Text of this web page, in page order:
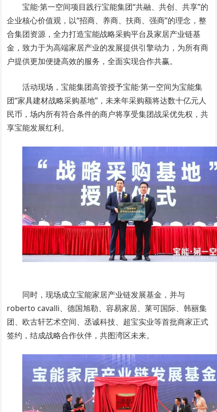
宝能·第一空间项目践行宝能集团“共融、共创、共享”的
企业核心价值观，以“招商、养商、扶商、强商”的理念，整
合集团资源，全力打造宝能战略采购平台及家居产业链基
金，致力于为高端家居产业的发展提供引擎动力，为所有商
户提供更加便捷高效的服务，全面实现合作共赢。
活动现场，宝能集团高管授予宝能·第一空间为宝能集
团“家具建材战略采购基地”，未来年采购额将达数十亿元人
民币，场内所有符合条件的商户将享受集团战采优先权，共
享宝能发展红利。
同时，现场成立宝能家居产业链发展基金，并与
roberto cavalli、德国旭勒、容易家居、莱可国际、韩丽集
团、欧古轩艺术空间、丞诚科技、超宝实业等首批商家正式
签约，结成战略合作伙伴，共图湾区未来。